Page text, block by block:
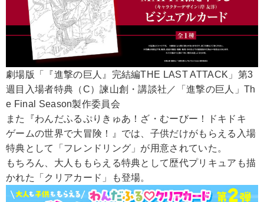
劇場版「『進撃の巨人』完結編THE LAST ATTACK」第3
週目入場者特典（C）諫山創・講談社／「進撃の巨人」Th
e Final Season製作委員会
また『わんだふるぷりきゅあ！ざ・むーびー！ドキドキ
ゲームの世界で大冒険！』では、子供だけがもらえる入場
特典として「フレンドリング」が用意されていた。
もちろん、大人ももらえる特典として歴代プリキュアも描
かれた「クリアカード」も登場。